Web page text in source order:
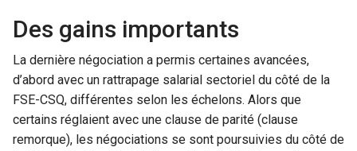
Des gains importants
La dernière négociation a permis certaines avancées,
d’abord avec un rattrapage salarial sectoriel du côté de la
FSE-CSQ, différentes selon les échelons. Alors que
certains réglaient avec une clause de parité (clause
remorque), les négociations se sont poursuivies du côté de